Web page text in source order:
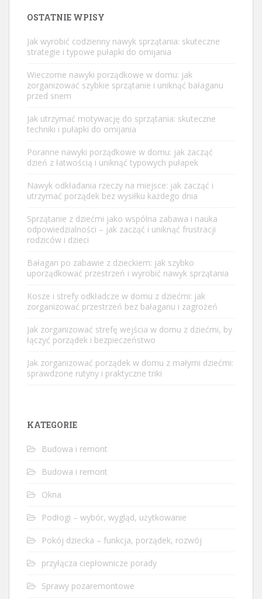
OSTATNIE WPISY
Jak wyrobić codzienny nawyk sprzątania: skuteczne
strategie i typowe pułapki do omijania
Wieczorne nawyki porządkowe w domu: jak
zorganizować szybkie sprzątanie i uniknąć bałaganu
przed snem
Jak utrzymać motywację do sprzątania: skuteczne
techniki i pułapki do omijania
Poranne nawyki porządkowe w domu: jak zacząć
dzień z łatwością i uniknąć typowych pułapek
Nawyk odkładania rzeczy na miejsce: jak zacząć i
utrzymać porządek bez wysiłku każdego dnia
Sprzątanie z dziećmi jako wspólna zabawa i nauka
odpowiedzialności – jak zacząć i uniknąć frustracji
rodziców i dzieci
Bałagan po zabawie z dzieckiem: jak szybko
uporządkować przestrzeń i wyrobić nawyk sprzątania
Kosze i strefy odkładcze w domu z dziećmi: jak
zorganizować przestrzeń bez bałaganu i zagrożeń
Jak zorganizować strefę wejścia w domu z dziećmi, by
łączyć porządek i bezpieczeństwo
Jak zorganizować porządek w domu z małymi dziećmi:
sprawdzone rutyny i praktyczne triki
KATEGORIE
Budowa i remont
Budowa i remont
Okna
Podłogi – wybór, wygląd, użytkowanie
Pokój dziecka – funkcja, porządek, rozwój
przyłącza ciepłownicze porady
Sprawy pozaremontowe